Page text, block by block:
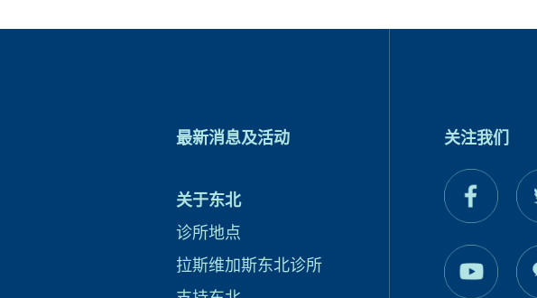
最新消息及活动
关于东北
诊所地点
拉斯维加斯东北诊所
关注我们